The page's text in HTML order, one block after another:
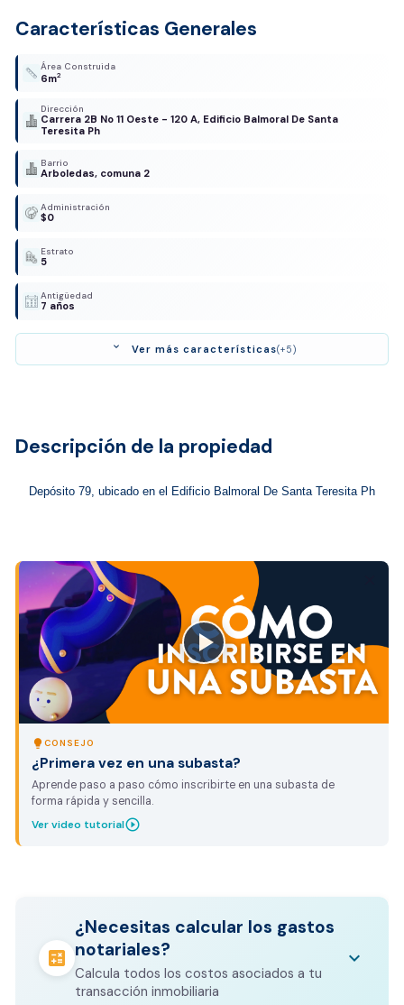
Características Generales
Área Construida
6m2
Dirección
Carrera 2B No 11 Oeste - 120 A, Edificio Balmoral De Santa
Teresita Ph
Barrio
Arboledas, comuna 2
Administración
$0
Estrato
5
Antigüedad
7 años
expand_more Ver más características(+5)
Descripción de la propiedad
Depósito 79, ubicado en el Edificio Balmoral De Santa Teresita Ph
lightbulb CONSEJO
¿Primera vez en una subasta?
Aprende paso a paso cómo inscribirte en una subasta de
forma rápida y sencilla.
Ver video tutorialplay_circle_outline
calculate
¿Necesitas calcular los gastos
notariales?
Calcula todos los costos asociados a tu
transacción inmobiliaria
keyboard_arrow_down